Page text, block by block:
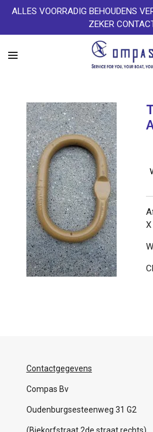
Ga
naar
de
ALLES VOORRADIG BEHOUDENS
ZEKER
Contactgegevens
Compas Bv
Oudenburgsesteenweg 31 G2